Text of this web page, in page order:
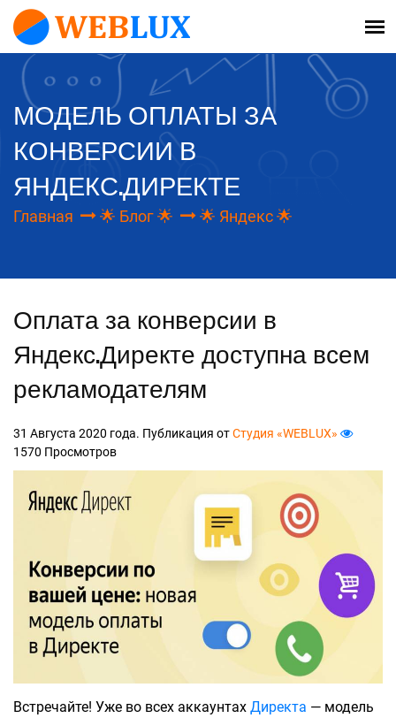
МОДЕЛЬ ОПЛАТЫ ЗА
КОНВЕРСИИ В
ЯНДЕКС.ДИРЕКТЕ
Главная 🌟 Блог 🌟 🌟 Яндекс 🌟
Оплата за конверсии в
Яндекс.Директе доступна всем
рекламодателям
31 Августа 2020 года. Публикация отСтудия «WEBLUX»
1570 Просмотров
Встречайте! Уже во всех аккаунтах Директа — модель